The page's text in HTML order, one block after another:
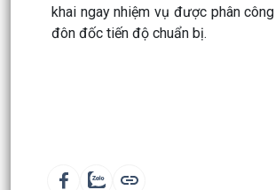
khai ngay nhiệm vụ được phân
đôn đốc tiến độ chuẩn bị.